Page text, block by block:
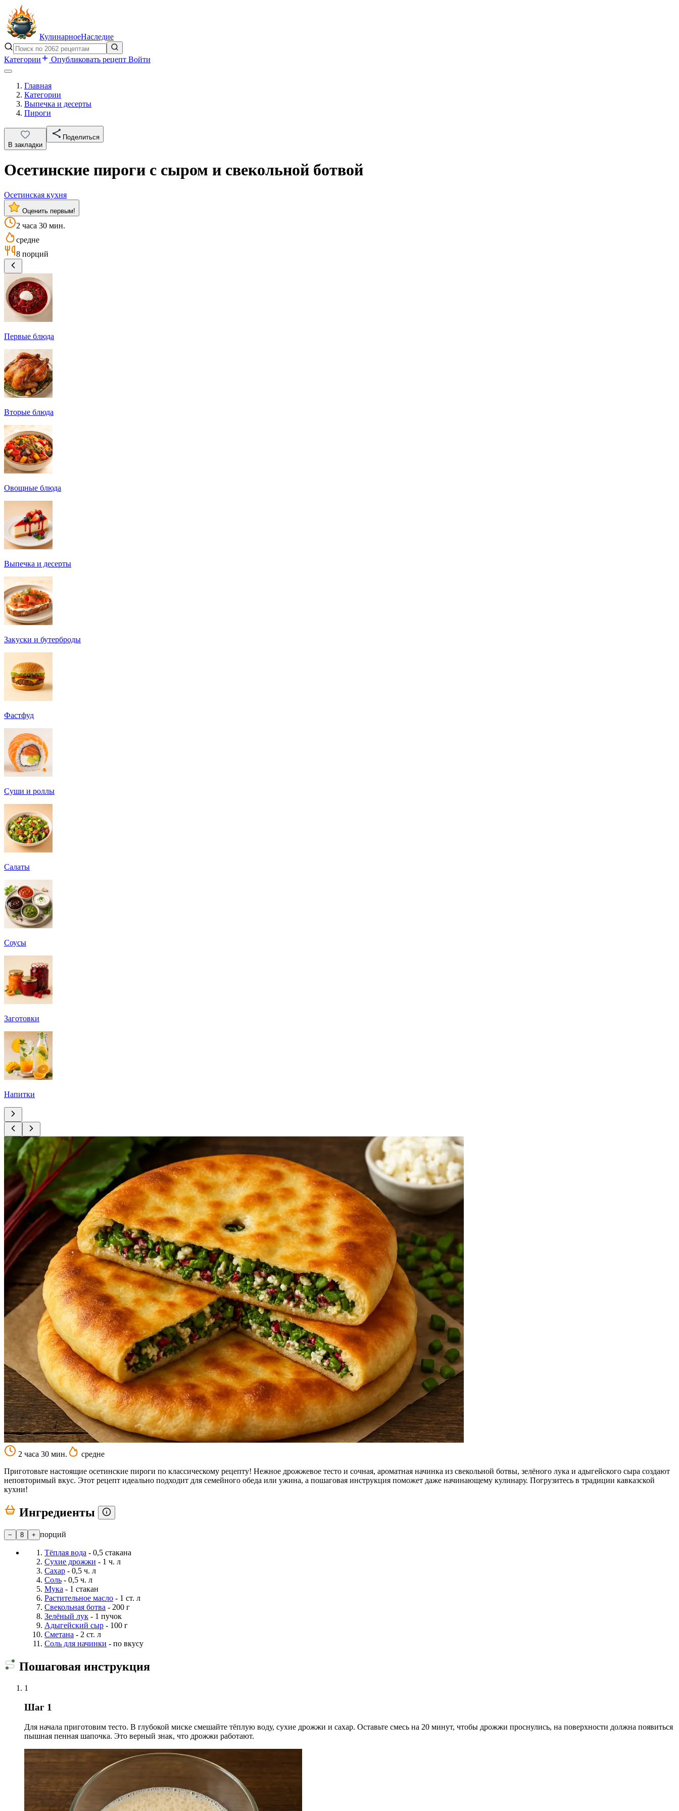
КулинарноеНаследие
Категории Опубликовать рецепт Войти
Главная
Категории
Выпечка и десерты
Пироги
В закладки
Поделиться
Осетинские пироги с сыром и свекольной ботвой
Осетинская кухня
Оценить первым!
2 часа 30 мин.
средне
8 порций
Первые блюда
Вторые блюда
Овощные блюда
Выпечка и десерты
Закуски и бутерброды
Фастфуд
Суши и роллы
Салаты
Соусы
Заготовки
Напитки
2 часа 30 мин.
средне
Приготовьте настоящие осетинские пироги по классическому рецепту! Нежное дрожжевое тесто и сочная, ароматная начинка из свекольной ботвы, зелёного лука и адыгейского сыра создают
неповторимый вкус. Этот рецепт идеально подходит для семейного обеда или ужина, а пошаговая инструкция поможет даже начинающему кулинару. Погрузитесь в традиции кавказской
кухни!
Ингредиенты
− 8 + порций
Тёплая вода - 0,5 стакана
Сухие дрожжи - 1 ч. л
Сахар - 0,5 ч. л
Соль - 0,5 ч. л
Мука - 1 стакан
Растительное масло - 1 ст. л
Свекольная ботва - 200 г
Зелёный лук - 1 пучок
Адыгейский сыр - 100 г
Сметана - 2 ст. л
Соль для начинки - по вкусу
Пошаговая инструкция
1
Шаг 1
Для начала приготовим тесто. В глубокой миске смешайте тёплую воду, сухие дрожжи и сахар. Оставьте смесь на 20 минут, чтобы дрожжи проснулись, на поверхности должна появиться
пышная пенная шапочка. Это верный знак, что дрожжи работают.